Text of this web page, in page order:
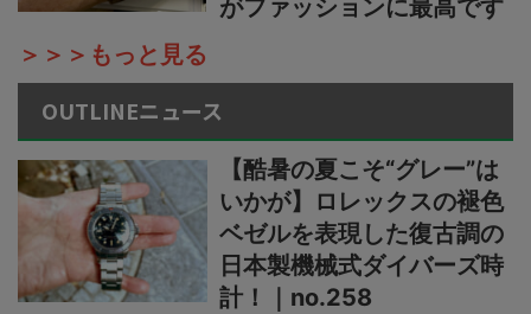
がファッションに最高です
＞＞＞もっと見る
OUTLINEニュース
【酷暑の夏こそ“グレー”は
いかが】ロレックスの褪色
ベゼルを表現した復古調の
日本製機械式ダイバーズ時
計！｜no.258